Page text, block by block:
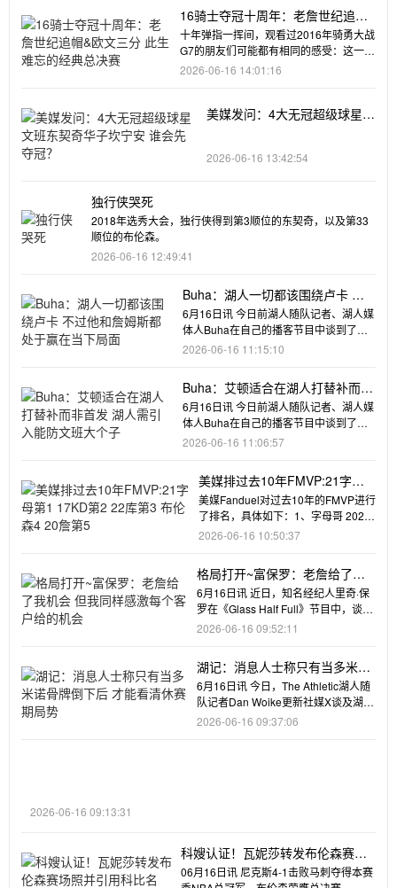
16骑士夺冠十周年：老詹世纪追帽&
欧文三分 此生难忘的经典总决赛
十年弹指一挥间，观看过2016年骑勇大战
G7的朋友们可能都有相同的感受：这一切
仿佛就发生在昨天，至今
2026-06-16 14:01:16
美媒发问：4大无冠超级球星
2026-06-16 13:42:54
独行侠哭死
2018年选秀大会，独行侠得到第3顺位的东契奇，以及第33
顺位的布伦森。
2026-06-16 12:49:41
Buha：湖人一切都该围绕卢卡 不
过他和詹姆斯都处于赢在当下局面
6月16日讯 今日前湖人随队记者、湖人媒
体人Buha在自己的播客节目中谈到了湖
人。网友提问：“湖人在
2026-06-16 11:15:10
Buha：艾顿适合在湖人打替补而非
首发 湖人需引入能防文班大个子
6月16日讯 今日前湖人随队记者、湖人媒
体人Buha在自己的播客节目中谈到了如
何去限制文班亚马。Bu
2026-06-16 11:06:57
美媒排过去10年FMVP:21字母
第1 17KD第2 22库第3 布伦森4
20詹第5
美媒Fanduel对过去10年的FMVP进行
了排名，具体如下：1、字母哥 2021
年2、杜兰特 20
2026-06-16 10:50:37
格局打开~富保罗：老詹给了我
机会 但我同样感激每个客户给的
机会
6月16日讯 近日，知名经纪人里奇·保
罗在《Glass Half Full》节目中，谈到
了自己对客户
2026-06-16 09:52:11
湖记：消息人士称只有当多米诺
骨牌倒下后 才能看清休赛期局势
6月16日讯 今日，The Athletic湖人随
队记者Dan Woike更新社媒X谈及湖人
的休赛期
2026-06-16 09:37:06
2026-06-16 09:13:31
科嫂认证！瓦妮莎转发布伦森赛场
照并引用科比名言：任务完成
06月16日讯 尼克斯4-1击败马刺夺得本赛